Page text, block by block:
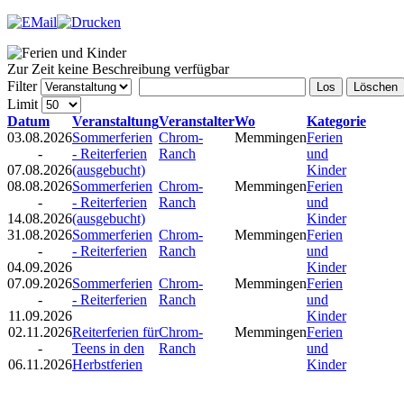
Zur Zeit keine Beschreibung verfügbar
Filter
Los Löschen
Limit
Datum
VeranstaltungVeranstalterWo
Kategorie
03.08.2026
-
07.08.2026
Sommerferien
- Reiterferien
(ausgebucht)
Chrom-
Ranch
MemmingenFerien
und
Kinder
08.08.2026
-
14.08.2026
Sommerferien
- Reiterferien
(ausgebucht)
Chrom-
Ranch
MemmingenFerien
und
Kinder
31.08.2026
-
04.09.2026
Sommerferien
- Reiterferien
Chrom-
Ranch
MemmingenFerien
und
Kinder
07.09.2026
-
11.09.2026
Sommerferien
- Reiterferien
Chrom-
Ranch
MemmingenFerien
und
Kinder
02.11.2026
-
06.11.2026
Reiterferien für
Teens in den
Herbstferien
Chrom-
Ranch
MemmingenFerien
und
Kinder